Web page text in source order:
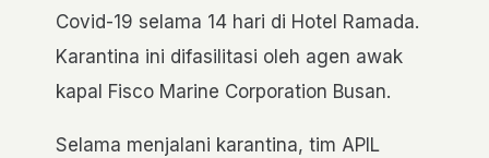
Covid-19 selama 14 hari di Hotel Ramada.
Karantina ini difasilitasi oleh agen awak
kapal Fisco Marine Corporation Busan.
Selama menjalani karantina, tim APIL